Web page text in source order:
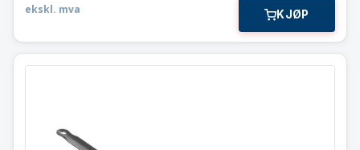
ekskl. mva KJØP